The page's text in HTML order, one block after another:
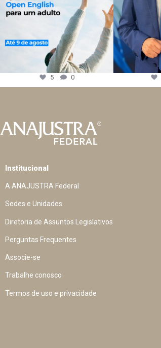
5 0
Institucional
A ANAJUSTRA Federal
Sedes e Unidades
Diretoria de Assuntos Legislativos
Perguntas Frequentes
Associe-se
Trabalhe conosco
Termos de uso e privacidade